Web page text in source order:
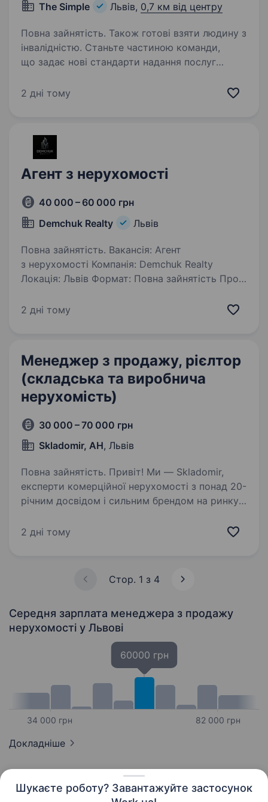
Шукаєте роботу? Завантажуйте застосунок
The Simple Львів, 0,7 км від центру
Повна зайнятість. Також готові взяти людину з
інвалідністю. Станьте частиною команди,
що задає нові стандарти надання послуг
щирості та довірі до нашої професії.
2 дні тому
Агент з нерухомості
40 000 – 60 000 грн
Demchuk Realty
Львів
Повна зайнятість. Вакансія: Агент
з нерухомості Компанія: Demchuk Realty
Локація: Львів Формат: Повна зайнятість Про
це сучасна і динамічна компанія з потужним
2 дні тому
Менеджер з продажу, рієлтор
(складська та виробнича
нерухомість)
30 000 – 70 000 грн
Skladomir, АН, Львів
Повна зайнятість. Привіт! Ми — Skladomir,
експерти комерційної нерухомості з понад 20-
річним досвідом і сильним брендом на ринку.
складських і виробничих приміщень, а також
2 дні тому
Стор. 1 з 4
Середня зарплата менеджера з продажу
нерухомості у Львові
34 000 грн
60000 грн
82 000 грн
Докладніше